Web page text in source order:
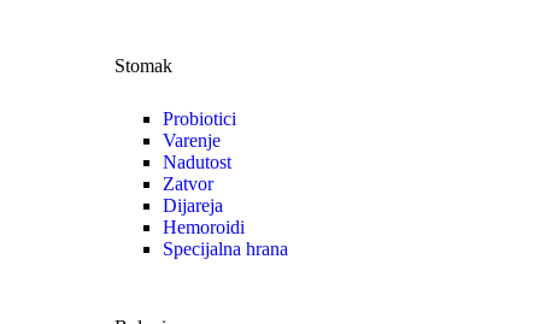
Stomak
Probiotici
Varenje
Nadutost
Zatvor
Dijareja
Hemoroidi
Specijalna hrana